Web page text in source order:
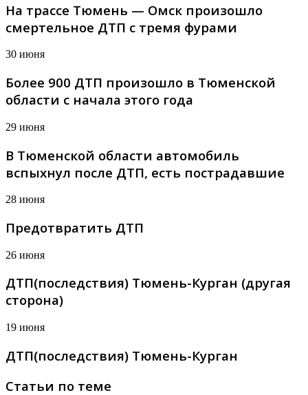
На трассе Тюмень — Омск произошло
смертельное ДТП с тремя фурами
30 июня
Более 900 ДТП произошло в Тюменской
области с начала этого года
29 июня
В Тюменской области автомобиль
вспыхнул после ДТП, есть пострадавшие
28 июня
Предотвратить ДТП
26 июня
ДТП(последствия) Тюмень-Курган (другая
сторона)
19 июня
ДТП(последствия) Тюмень-Курган
Статьи по теме